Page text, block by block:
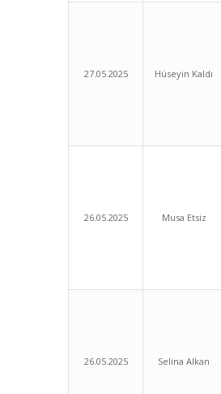
27.05.2025 Hüseyin Kaldı
26.05.2025 Musa Etsiz
26.05.2025 Selina Alkan